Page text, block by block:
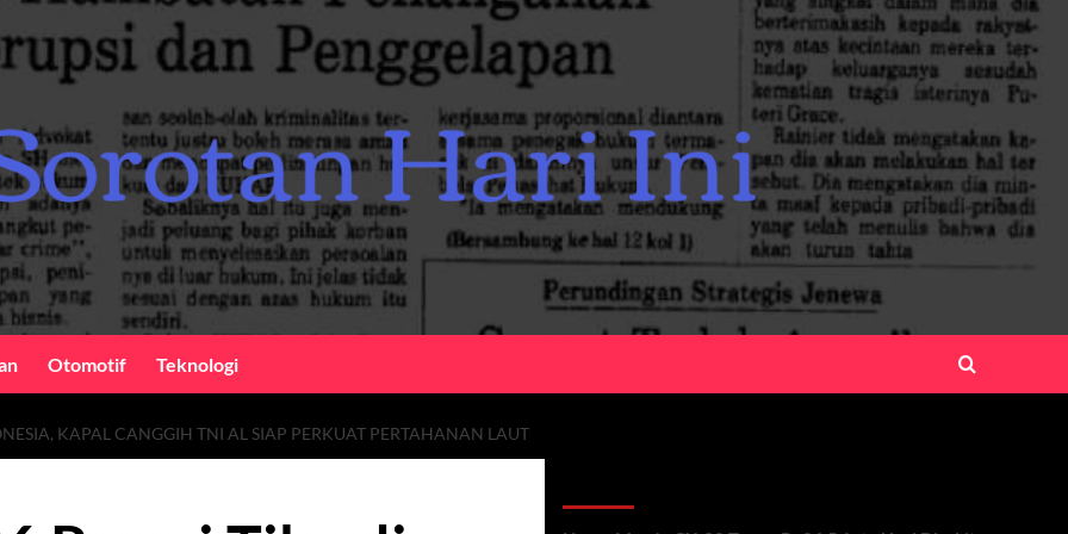
Otomotif Teknologi
KAPAL CANGGIH TNI AL SIAP PERKUAT PERTAHANAN LAUT